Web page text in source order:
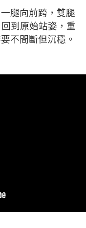
腿向前跨，雙腿
到原始站姿，重
不間斷但沉穩。